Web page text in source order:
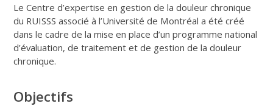
Le Centre d’expertise en gestion de la douleur chronique
du RUISSS associé à l’Université de Montréal a été créé
dans le cadre de la mise en place d’un programme national
d’évaluation, de traitement et de gestion de la douleur
chronique.
Objectifs